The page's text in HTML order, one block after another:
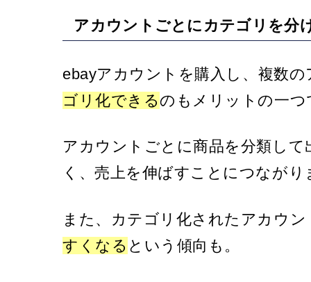
アカウントごとにカテゴリを分
ebayアカウントを購入し、複数
ゴリ化できるのもメリットの一つ
アカウントごとに商品を分類し
く、売上を伸ばすことにつながり
また、カテゴリ化されたアカウン
すくなる という傾向も。